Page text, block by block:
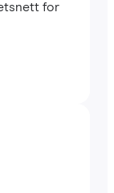
for